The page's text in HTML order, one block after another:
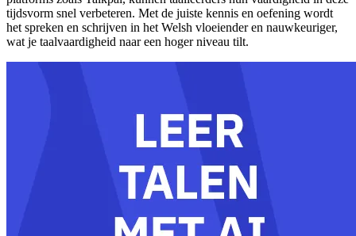
tijdsvorm snel verbeteren. Met de juiste kennis en oefening wordt
het spreken en schrijven in het Welsh vloeiender en nauwkeuriger,
wat je taalvaardigheid naar een hoger niveau tilt.